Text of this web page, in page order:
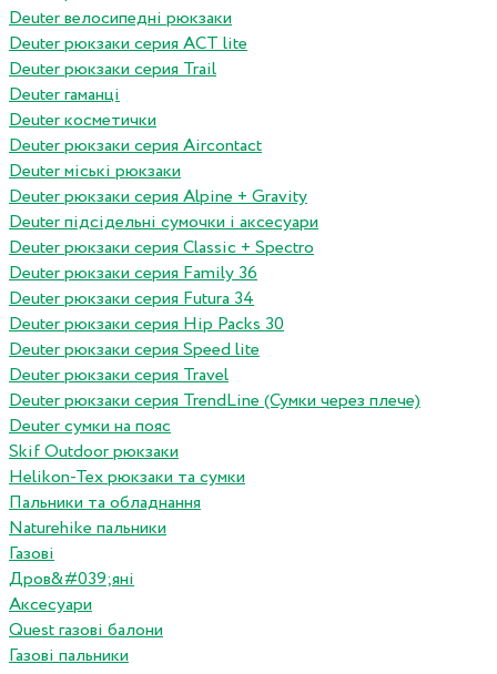
Deuter велосипедні рюкзаки
Deuter рюкзаки серия ACT lite
Deuter рюкзаки серия Trail
Deuter гаманці
Deuter косметички
Deuter рюкзаки серия Aircontact
Deuter міські рюкзаки
Deuter рюкзаки серия Alpine + Gravity
Deuter підсідельні сумочки і аксесуари
Deuter рюкзаки серия Classic + Spectro
Deuter рюкзаки серия Family 36
Deuter рюкзаки серия Futura 34
Deuter рюкзаки серия Hip Packs 30
Deuter рюкзаки серия Speed lite
Deuter рюкзаки серия Travel
Deuter рюкзаки серия TrendLine (Сумки через плече)
Deuter сумки на пояс
Skif Outdoor рюкзаки
Helikon-Tex рюкзаки та сумки
Пальники та обладнання
Naturehike пальники
Газові
Дров&#039;яні
Аксесуари
Quest газові балони
Газові пальники